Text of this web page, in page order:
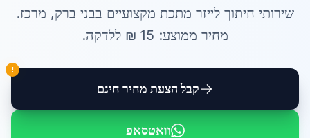
שירותי חיתוך לייזר מתכת מקצועיים בבני ברק, מרכז.
מחיר ממוצע: 15 ₪ ללדקה.
קבל הצעת מחיר חינם
!
וואטסאפ